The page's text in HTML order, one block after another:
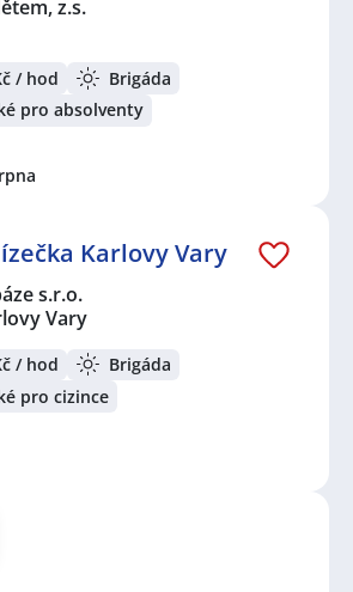
z.s.
/ hod
Brigáda
pro absolventy
Karlovy Vary
s.r.o.
Vary
/ hod
Brigáda
pro cizince